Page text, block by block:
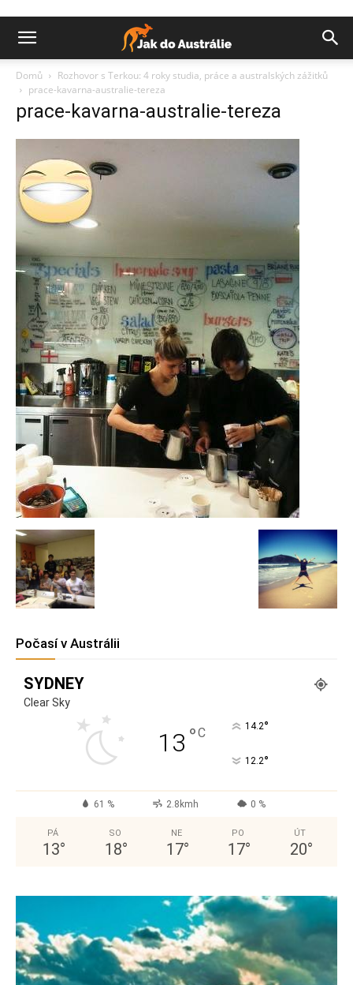
Domů
Rozhovor s Terkou: 4 roky studia, práce a australských zážitků
prace-kavarna-australie-tereza
prace-kavarna-australie-tereza
Počasí v Austrálii
SYDNEY
Clear Sky
13 °C 14.2°
12.2°
61 % 2.8kmh 0 %
PÁ
13°
SO
18°
NE
17°
PO
17°
ÚT
20°